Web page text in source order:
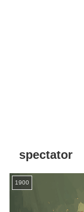
spectator
1900